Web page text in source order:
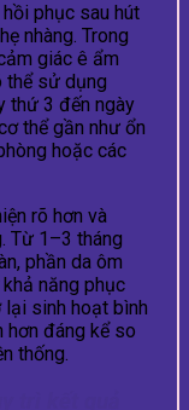
phục sau hút
nhàng. Trong
giác ê ẩm
thể sử dụng
thứ 3 đến ngày
thể gần như ổn
hoặc các
rõ hơn và
Từ 1–3 tháng
phần da ôm
năng phục
lại sinh hoạt bình
hơn đáng kể so
thống.